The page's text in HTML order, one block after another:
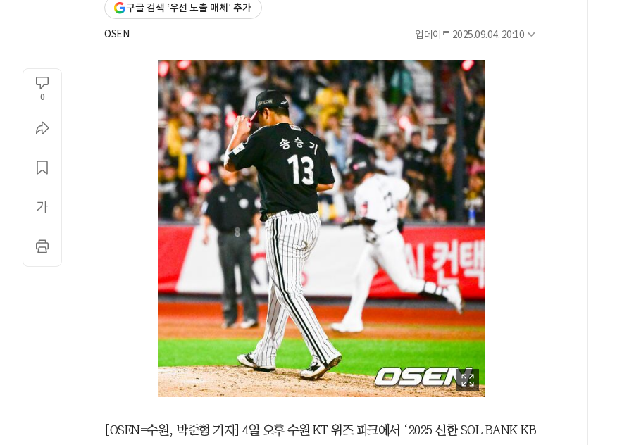
구글 검색 ‘우선 노출 매체’ 추가
OSEN 업데이트 2025.09.04. 20:10
0
[OSEN=수원, 박준형 기자] 4일 오후 수원 KT 위즈 파크에서 ‘2025 신한 SOL BANK KB